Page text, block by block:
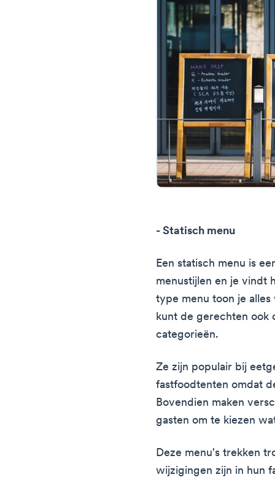
- Statisch menu
Een statisch menu is
menustijlen en je vindt
type menu toon je
kunt de gerechten ook
categorieën.
Ze zijn populair bij
fastfoodtenten omdat
Bovendien maken
gasten om te kiezen
Deze menu's trekken
wijzigingen zijn in hun